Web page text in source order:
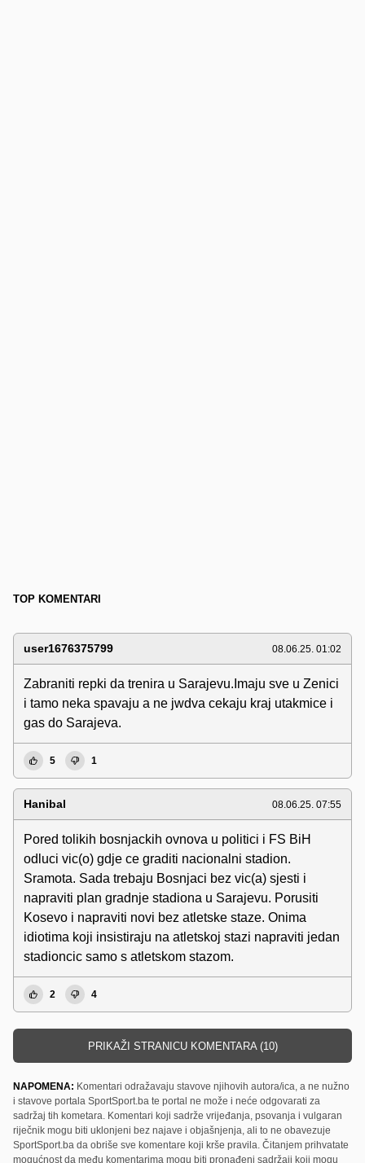
TOP KOMENTARI
user1676375799 08.06.25. 01:02
Zabraniti repki da trenira u Sarajevu.Imaju sve u Zenici
i tamo neka spavaju a ne jwdva cekaju kraj utakmice i
gas do Sarajeva.
5 1
Hanibal 08.06.25. 07:55
Pored tolikih bosnjackih ovnova u politici i FS BiH
odluci vic(o) gdje ce graditi nacionalni stadion.
Sramota. Sada trebaju Bosnjaci bez vic(a) sjesti i
napraviti plan gradnje stadiona u Sarajevu. Porusiti
Kosevo i napraviti novi bez atletske staze. Onima
idiotima koji insistiraju na atletskoj stazi napraviti jedan
stadioncic samo s atletskom stazom.
2 4
PRIKAŽI STRANICU KOMENTARA (10)
NAPOMENA: Komentari odražavaju stavove njihovih autora/ica, a ne nužno
i stavove portala SportSport.ba te portal ne može i neće odgovarati za
sadržaj tih kometara. Komentari koji sadrže vrijeđanja, psovanja i vulgaran
riječnik mogu biti uklonjeni bez najave i objašnjenja, ali to ne obavezuje
SportSport.ba da obriše sve komentare koji krše pravila. Čitanjem prihvatate
mogućnost da među komentarima mogu biti pronađeni sadržaji koji mogu